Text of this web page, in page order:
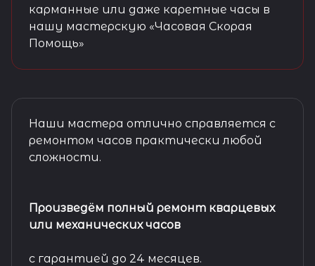
карманные или даже каретные часы в
нашу мастерскую «Часовая Скорая
Помощь»
Наши мастера отлично справляется с
ремонтом часов практически любой
сложности.
Произведём полный ремонт кварцевых
или механических часов
с гарантией до 24 месяцев.